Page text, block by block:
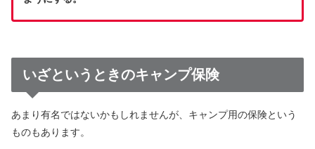
いざというときのキャンプ保険
あまり有名ではないかもしれませんが、キャンプ用の保険という
ものもあります。